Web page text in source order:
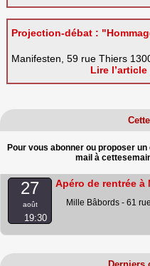
Projection-débat :
Manifesten, 59 rue Thiers
Lire l’article
Pour vous abonner ou proposer
mail à
27
août
19:30
Apéro de rentrée à
Mille Bâbords - 61